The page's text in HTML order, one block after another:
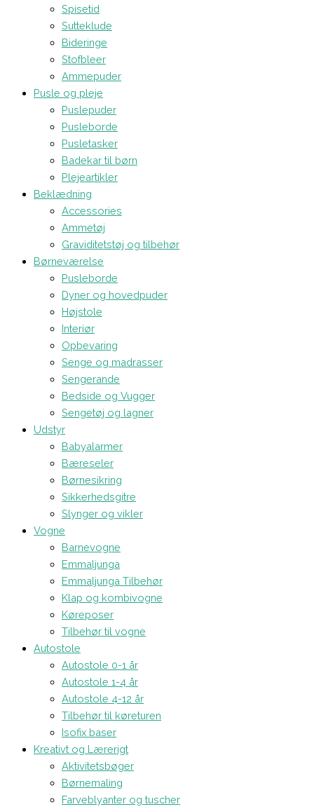
Spisetid
Sutteklude
Bideringe
Stofbleer
Ammepuder
Pusle og pleje
Puslepuder
Pusleborde
Pusletasker
Badekar til børn
Plejeartikler
Beklædning
Accessories
Ammetøj
Graviditetstøj og tilbehør
Børneværelse
Pusleborde
Dyner og hovedpuder
Højstole
Interiør
Opbevaring
Senge og madrasser
Sengerande
Bedside og Vugger
Sengetøj og lagner
Udstyr
Babyalarmer
Bæreseler
Børnesikring
Sikkerhedsgitre
Slynger og vikler
Vogne
Barnevogne
Emmaljunga
Emmaljunga Tilbehør
Klap og kombivogne
Køreposer
Tilbehør til vogne
Autostole
Autostole 0-1 år
Autostole 1-4 år
Autostole 4-12 år
Tilbehør til køreturen
Isofix baser
Kreativt og Lærerigt
Aktivitetsbøger
Børnemaling
Farveblyanter og tuscher